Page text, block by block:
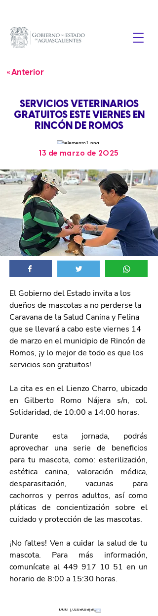
« Anterior
SERVICIOS VETERINARIOS
GRATUITOS ESTE VIERNES EN
RINCÓN DE ROMOS
13 de marzo de 2025
El Gobierno del Estado invita a los
dueños de mascotas a no perderse la
Caravana de la Salud Canina y Felina
que se llevará a cabo este viernes 14
de marzo en el municipio de Rincón de
Romos, ¡y lo mejor de todo es que los
servicios son gratuitos!
La cita es en el Lienzo Charro, ubicado
en Gilberto Romo Nájera s/n, col.
Solidaridad, de 10:00 a 14:00 horas.
Durante esta jornada, podrás
aprovechar una serie de beneficios
para tu mascota, como: esterilización,
estética canina, valoración médica,
desparasitación, vacunas para
cachorros y perros adultos, así como
pláticas de concientización sobre el
cuidado y protección de las mascotas.
¡No faltes! Ven a cuidar la salud de tu
mascota. Para más información,
comunícate al 449 917 10 51 en un
horario de 8:00 a 15:30 horas.